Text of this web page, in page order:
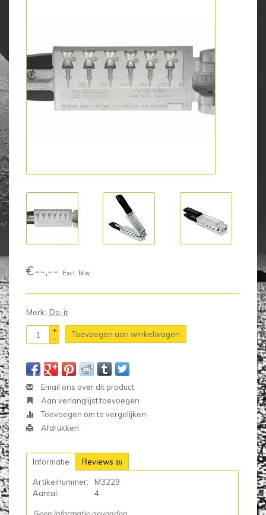
€--,-- Excl. btw
Merk: Do-it
+
-
Toevoegen aan winkelwagen
Email ons over dit product
Aan verlanglijst toevoegen
Toevoegen om te vergelijken
Afdrukken
Informatie Reviews (0)
Artikelnummer:
M3229
Aantal:
4